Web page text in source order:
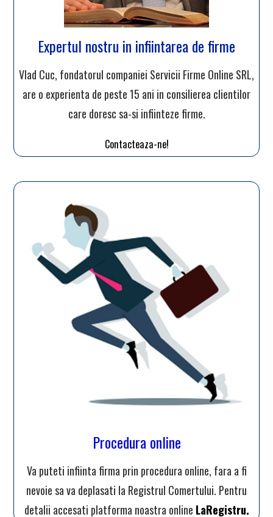
Expertul nostru in infiintarea de firme
Vlad Cuc, fondatorul companiei Servicii Firme Online SRL,
are o experienta de peste 15 ani in consilierea clientilor
care doresc sa-si infiinteze firme.
Contacteaza-ne!
Procedura online
Va puteti infiinta firma prin procedura online, fara a fi
nevoie sa va deplasati la Registrul Comertului. Pentru
detalii accesati platforma noastra online LaRegistru.